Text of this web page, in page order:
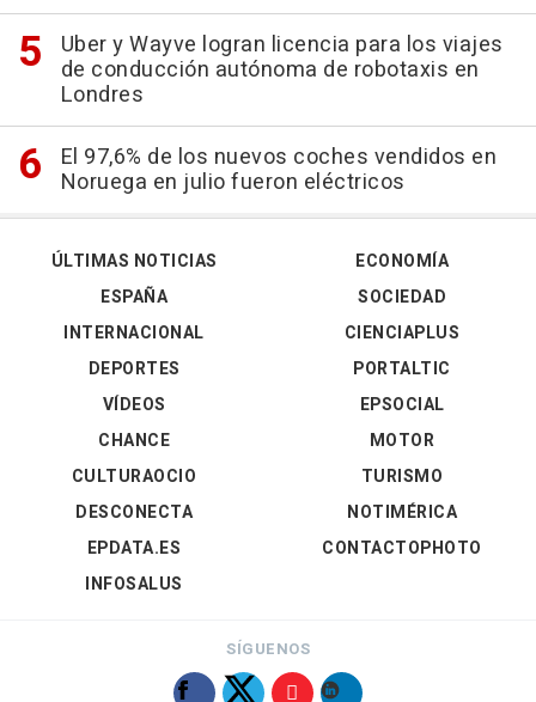
Uber y Wayve logran licencia para los viajes
de conducción autónoma de robotaxis en
Londres
El 97,6% de los nuevos coches vendidos en
Noruega en julio fueron eléctricos
ÚLTIMAS NOTICIAS
ESPAÑA
INTERNACIONAL
DEPORTES
VÍDEOS
ECONOMÍA
SOCIEDAD
CIENCIAPLUS
PORTALTIC
EPSOCIAL
CHANCE
CULTURAOCIO
DESCONECTA
EPDATA.ES
INFOSALUS
MOTOR
TURISMO
NOTIMÉRICA
CONTACTOPHOTO
SÍGUENOS